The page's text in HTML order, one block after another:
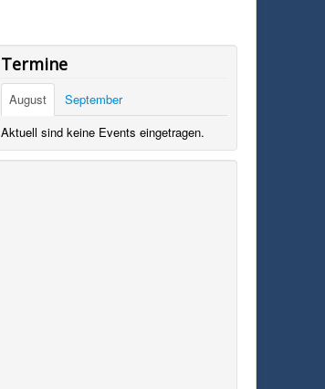
Termine
August
September
Aktuell sind keine Events eingetragen.